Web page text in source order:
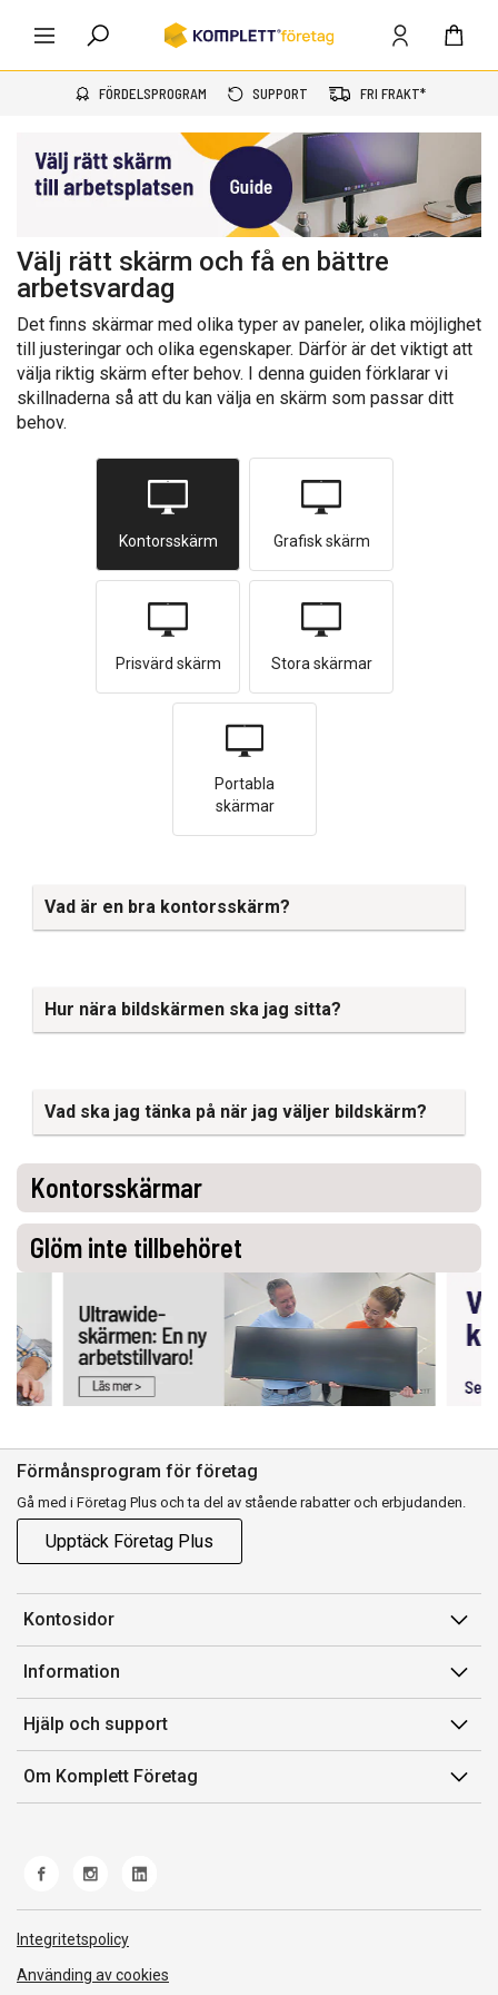
FÖRDELSPROGRAM SUPPORT FRI FRAKT*
Välj rätt skärm och få en bättre
arbetsvardag
Det finns skärmar med olika typer av paneler, olika möjlighet
till justeringar och olika egenskaper. Därför är det viktigt att
välja riktig skärm efter behov. I denna guiden förklarar vi
skillnaderna så att du kan välja en skärm som passar ditt
behov.
Kontorsskärm Grafisk skärm
Prisvärd skärm Stora skärmar
Portabla
skärmar
Vad är en bra kontorsskärm?
Hur nära bildskärmen ska jag sitta?
Vad ska jag tänka på när jag väljer bildskärm?
Kontorsskärmar
Glöm inte tillbehöret
Förmånsprogram för företag
Gå med i Företag Plus och ta del av stående rabatter och erbjudanden.
Upptäck Företag Plus
Kontosidor
Mina sidor
Orderhistorik
Fakturor & Kvitton
Inköpslistor
Information
Försäljningsvillkor
Villkor för Komplett Företag Plus
Felsökning & guider
Hjälp och support
Kontakta oss
Kundservice
Frakt och leverans
Om Komplett Företag
Integritetspolicy
Använding av cookies